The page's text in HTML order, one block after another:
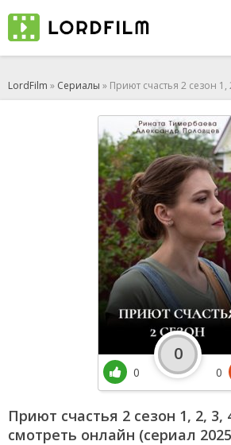
LordFilm » Сериалы » Приют счастья 2 сезон 1, 2, 3, 4
Приют счастья 2 сезон 1, 2, 3,
смотреть онлайн (сериал
0
0
0